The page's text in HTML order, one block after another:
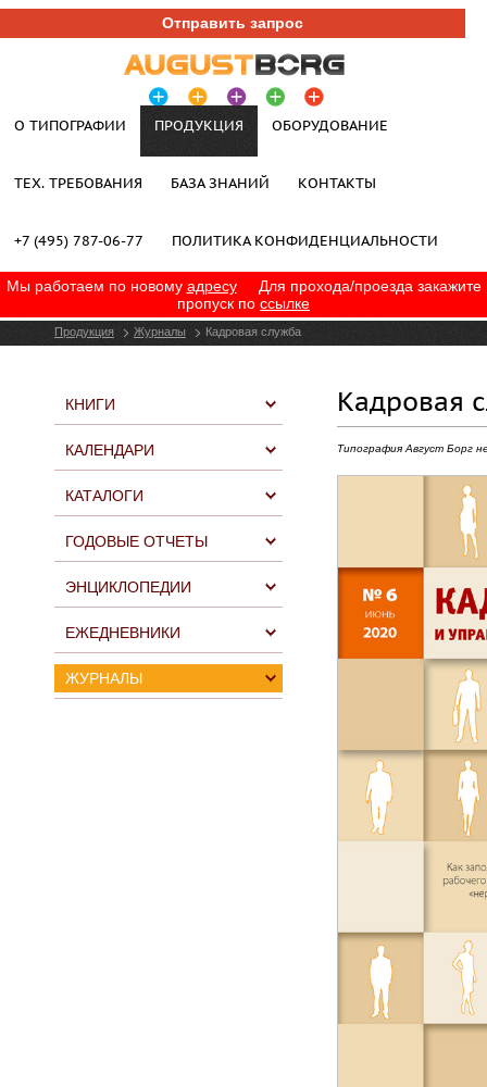
Отправить запрос
О ТИПОГРАФИИ ПРОДУКЦИЯ ОБОРУДОВАНИЕ
ТЕХ. ТРЕБОВАНИЯ БАЗА ЗНАНИЙ КОНТАКТЫ
+7 (495) 787-06-77 ПОЛИТИКА КОНФИДЕНЦИАЛЬНОСТИ
Мы работаем по новому адресу
Для прохода/проезда закажите
пропуск по ссылке
Продукция Журналы Кадровая служба
КНИГИ
КАЛЕНДАРИ
КАТАЛОГИ
ГОДОВЫЕ ОТЧЕТЫ
ЭНЦИКЛОПЕДИИ
ЕЖЕДНЕВНИКИ
ЖУРНАЛЫ
Кадровая
Типография Август Борг